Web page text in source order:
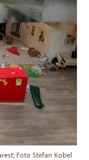
Foto Stefan Kobel